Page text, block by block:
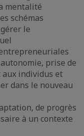
mentalité
schémas
le
prise de
individus et
dans le nouveau
de progrès
à un contexte